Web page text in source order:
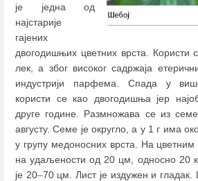
је једна од
најстарије
гајених
двогодишњих цветних врста. Користи
лек, а због високог садржаја
индустрији парфема. Спада у
користи се као двогодишња јер
друге године. Размножава се из
августу. Семе је округло, а у 1 г има
у групу медоносних врста. На
на удаљености од 20 цм, односно 20
је 20–70 цм. Лист је издужен и гладак.